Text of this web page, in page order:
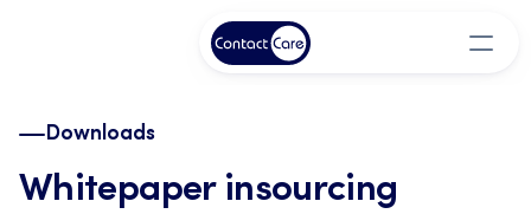
Downloads
Whitepaper insourcing